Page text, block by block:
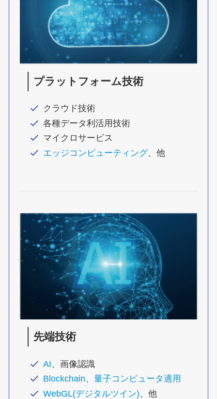
プラットフォーム技術
クラウド技術
各種データ利活用技術
マイクロサービス
エッジコンピューティング、他
先端技術
AI、画像認識
Blockchain、 量子コンピュータ適用
WebGL(デジタルツイン)、他